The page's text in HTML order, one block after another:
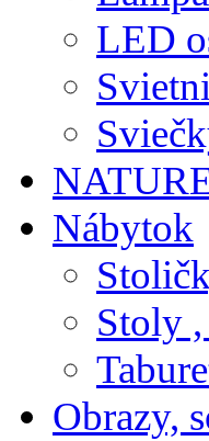
LED
Nábytok
Stoly
Obrazy,